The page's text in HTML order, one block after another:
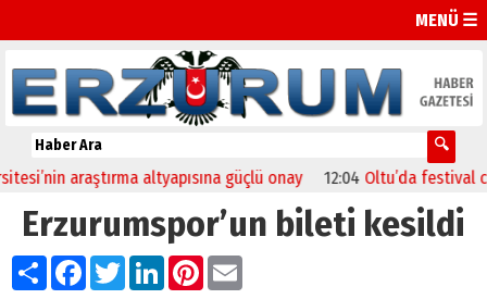
MENÜ ☰
araştırma altyapısına güçlü onay 12:04 Oltu’da festival
Erzurumspor’un bileti kesildi
PaylaşFacebook
TwitterLinkedIn
Pinterest
Email